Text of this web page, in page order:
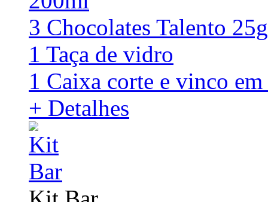
3 Chocolates Talento
1 Taça de vidro
1 Caixa corte e vinco
+ Detalhes